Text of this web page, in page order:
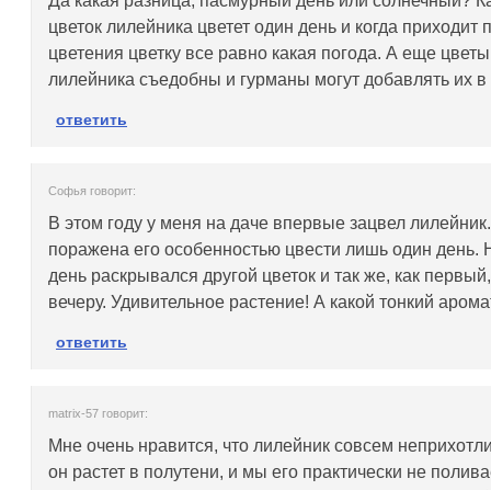
цветок лилейника цветет один день и когда приходит
цветения цветку все равно какая погода. А еще цветы
лилейника съедобны и гурманы могут добавлять их
ответить
Софья говорит:
В этом году у меня на даче впервые зацвел
поражена его особенностью цвести лишь один день.
день раскрывался другой цветок и так же, как
вечеру. Удивительное растение! А какой тонкий
ответить
matrix-57 говорит:
Мне очень нравится, что лилейник совсем
он растет в полутени, и мы его практически не